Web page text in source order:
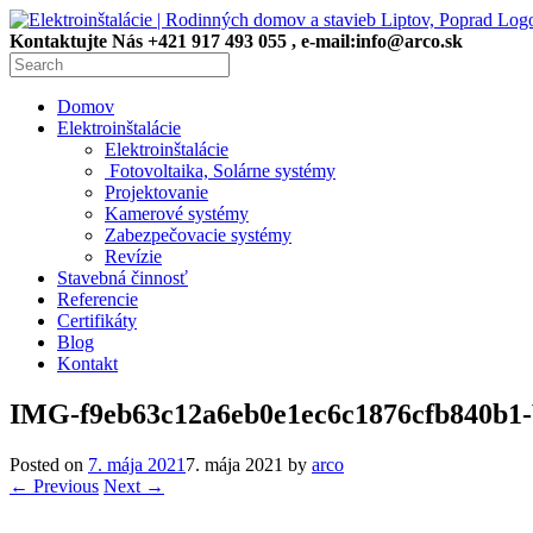
Kontaktujte Nás +421 917 493 055 , e-mail:info@arco.sk
Domov
Elektroinštalácie
Elektroinštalácie
Fotovoltaika, Solárne systémy
Projektovanie
Kamerové systémy
Zabezpečovacie systémy
Revízie
Stavebná činnosť
Referencie
Certifikáty
Blog
Kontakt
IMG-
Posted on 7. mája 2021 7. mája 2021 by arco
← Previous Next →